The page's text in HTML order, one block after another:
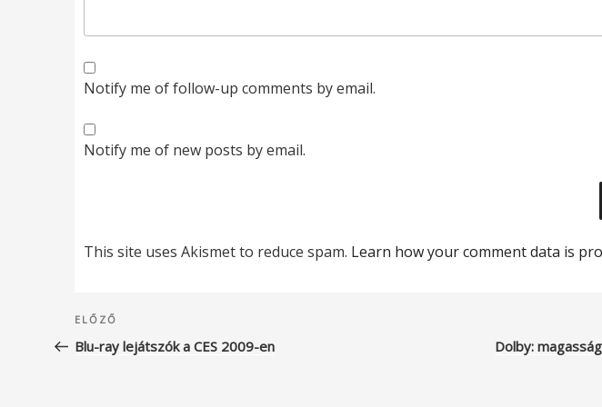
Notify me of follow-up comments by email.
Notify me of new posts by email.
This site uses Akismet to reduce spam. Learn how your comment data is
Bejegyzés
navigáció
Korábbi
bejegyzés
ELŐZŐ
Blu-ray lejátszók a CES 2009-en Dolby: